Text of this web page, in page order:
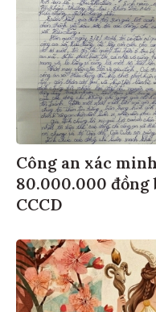
Công an xác
80.000.000 đồng
CCCD